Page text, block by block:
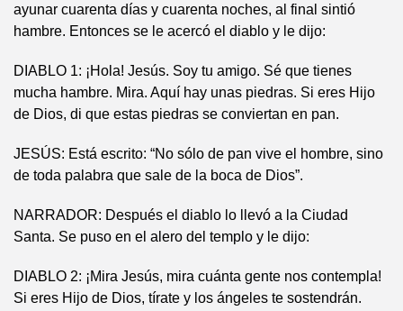
ayunar cuarenta días y cuarenta noches, al final sintió
hambre. Entonces se le acercó el diablo y le dijo:
DIABLO 1: ¡Hola! Jesús. Soy tu amigo. Sé que tienes
mucha hambre. Mira. Aquí hay unas piedras. Si eres Hijo
de Dios, di que estas piedras se conviertan en pan.
JESÚS: Está escrito: “No sólo de pan vive el hombre, sino
de toda palabra que sale de la boca de Dios”.
NARRADOR: Después el diablo lo llevó a la Ciudad
Santa. Se puso en el alero del templo y le dijo:
DIABLO 2: ¡Mira Jesús, mira cuánta gente nos contempla!
Si eres Hijo de Dios, tírate y los ángeles te sostendrán.